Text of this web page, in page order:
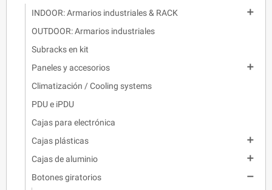
INDOOR: Armarios industriales & RACK

OUTDOOR: Armarios industriales
Subracks en kit
Paneles y accesorios

Climatización / Cooling systems
PDU e iPDU
Cajas para electrónica
Cajas plásticas

Cajas de aluminio

Botones giratorios
